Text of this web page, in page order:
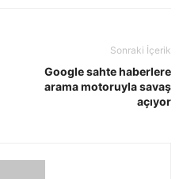
Sonraki İçerik
Google sahte haberlere
arama motoruyla savaş
açıyor